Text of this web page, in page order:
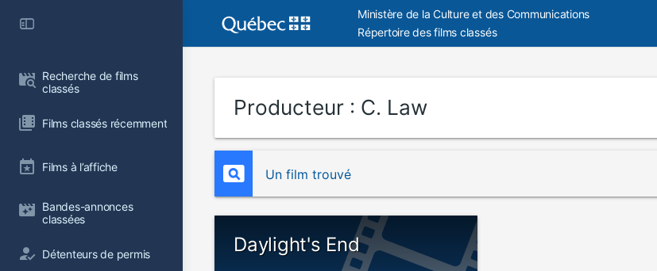
Recherche de films
classés
Films classés récemment
Films à l’affiche
Bandes-annonces
classées
Détenteurs de permis
Ministère de la Culture et des Communications
Répertoire des films classés
Producteur : C. Law
Un film trouvé
Daylight's End